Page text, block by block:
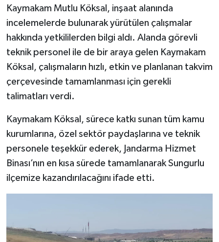
Kaymakam Mutlu Köksal, inşaat alanında
incelemelerde bulunarak yürütülen çalışmalar
hakkında yetkililerden bilgi aldı. Alanda görevli
teknik personel ile de bir araya gelen Kaymakam
Köksal, çalışmaların hızlı, etkin ve planlanan takvim
çerçevesinde tamamlanması için gerekli
talimatları verdi.
Kaymakam Köksal, sürece katkı sunan tüm kamu
kurumlarına, özel sektör paydaşlarına ve teknik
personele teşekkür ederek, Jandarma Hizmet
Binası’nın en kısa sürede tamamlanarak Sungurlu
ilçemize kazandırılacağını ifade etti.